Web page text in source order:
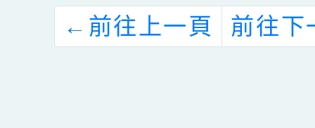
← 前往上一頁 前往下